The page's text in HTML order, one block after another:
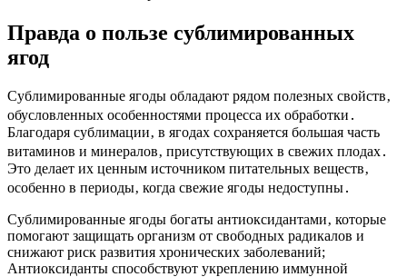
Правда о пользе сублимированных
ягод
Сублимированные ягоды обладают рядом полезных свойств‚
обусловленных особенностями процесса их обработки․
Благодаря сублимации‚ в ягодах сохраняется большая часть
витаминов и минералов‚ присутствующих в свежих плодах․
Это делает их ценным источником питательных веществ‚
особенно в периоды‚ когда свежие ягоды недоступны․
Сублимированные ягоды богаты антиоксидантами‚ которые
помогают защищать организм от свободных радикалов и
снижают риск развития хронических заболеваний;
Антиоксиданты способствуют укреплению иммунной